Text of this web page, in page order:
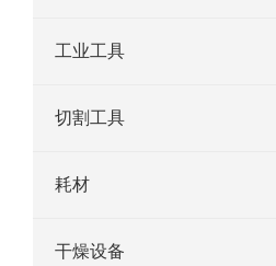
工业工具
切割工具
耗材
干燥设备